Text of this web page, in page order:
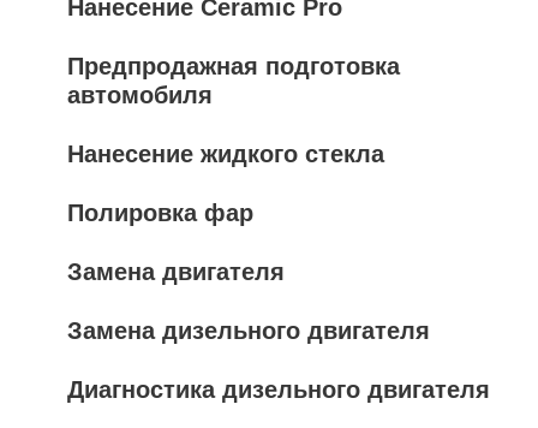
Нанесение Ceramic Pro
Предпродажная подготовка
автомобиля
Нанесение жидкого стекла
Полировка фар
Замена двигателя
Замена дизельного двигателя
Диагностика дизельного двигателя